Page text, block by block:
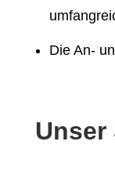
Die An-
Unser